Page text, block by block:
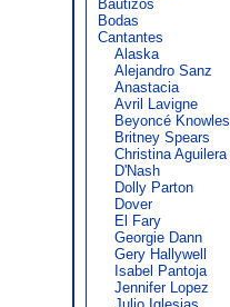
Bautizos
Bodas
Cantantes
Alaska
Alejandro Sanz
Anastacia
Avril Lavigne
Beyoncé Knowles
Britney Spears
Christina Aguilera
D'Nash
Dolly Parton
Dover
El Fary
Georgie Dann
Gery Hallywell
Isabel Pantoja
Jennifer Lopez